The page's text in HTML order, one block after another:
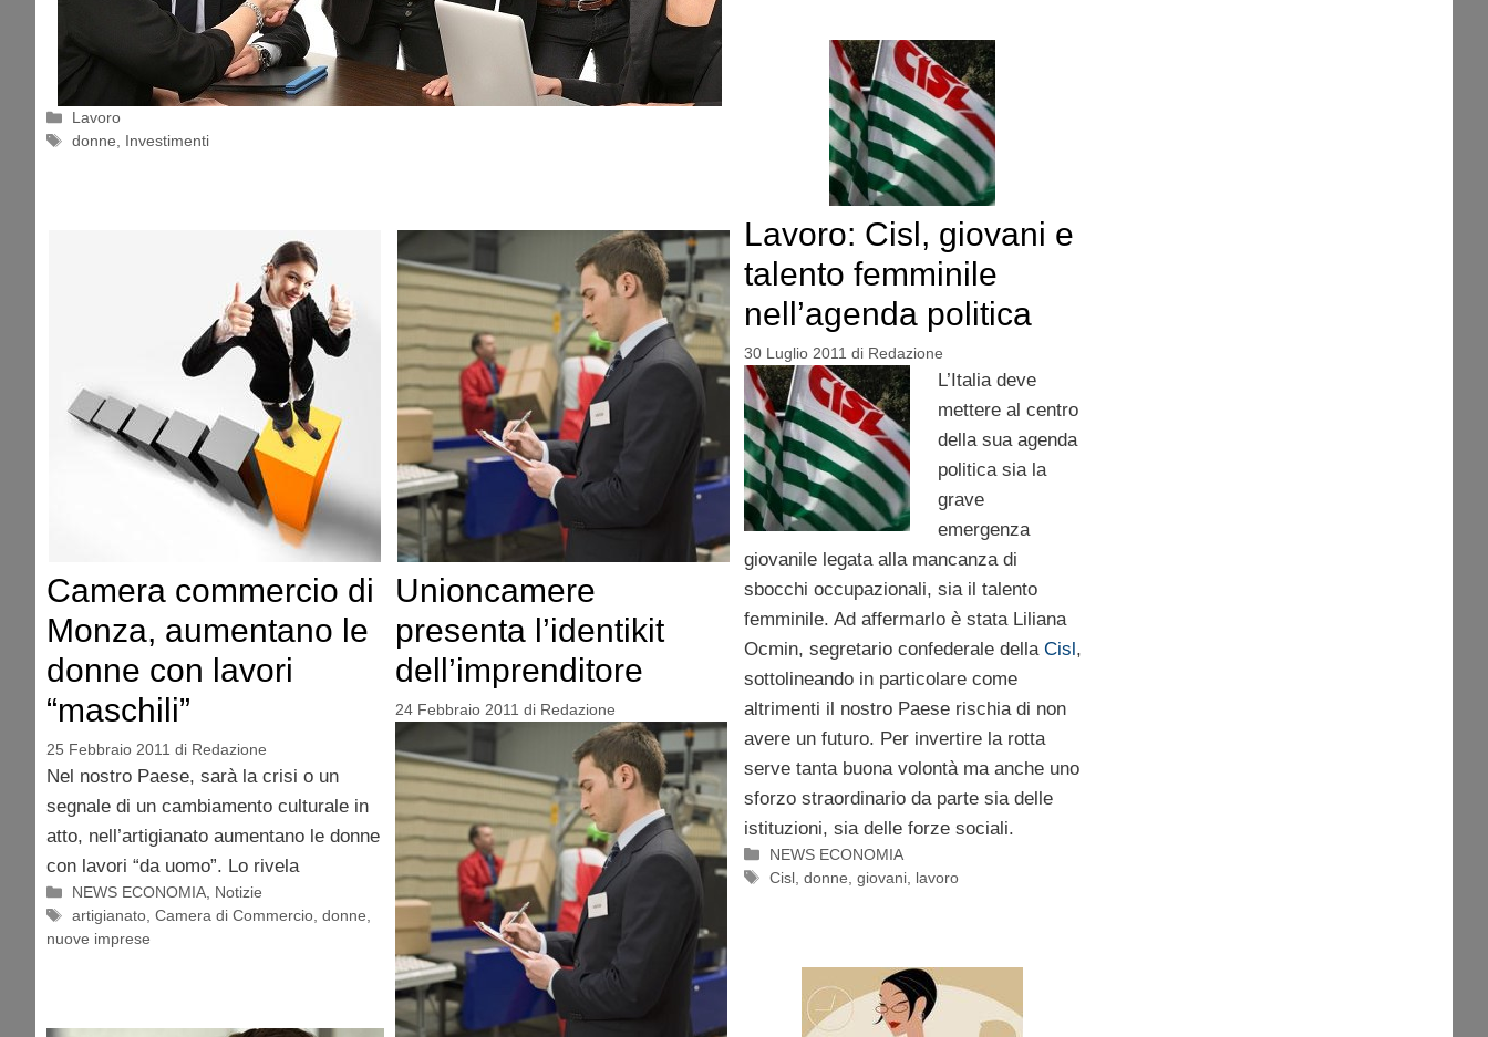
Categorie
Lavoro
Tag
donne Investimenti
Lavoro: Cisl, giovani e
talento femminile
nell’agenda politica
30 Luglio 2011 di Redazione
L’Italia deve
mettere al centro
della sua agenda
politica sia la
grave
emergenza
giovanile legata alla mancanza di
sbocchi occupazionali, sia il talento
femminile. Ad affermarlo è stata Liliana
Ocmin, segretario confederale della Cisl,
sottolineando in particolare come
altrimenti il nostro Paese rischia di non
avere un futuro. Per invertire la rotta
serve tanta buona volontà ma anche uno
sforzo straordinario da parte sia delle
istituzioni, sia delle forze sociali.
Categorie
NEWS ECONOMIA
Tag
Cisl ,donne ,giovani lavoro
Camera commercio di
Monza, aumentano le
donne con lavori
“maschili”
25 Febbraio 2011 di Redazione
Nel nostro Paese, sarà la crisi o un
segnale di un cambiamento culturale in
atto, nell’artigianato aumentano le donne
con lavori “da uomo”. Lo rivela
Categorie
NEWS ECONOMIA, Notizie
Tag
artigianato,Camera di Commercio,donne,
nuove imprese
Unioncamere
presenta l’identikit
dell’imprenditore
24 Febbraio 2011 di Redazione